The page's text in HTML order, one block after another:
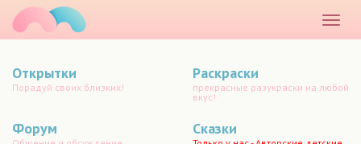
меню
Открытки
Порадуй своих близких!
Раскраски
прекрасные разукраски на любой
вкус!
Форум Сказки